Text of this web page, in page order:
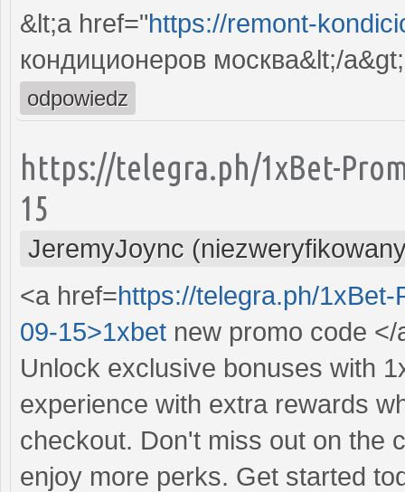
&lt;a href="https://remont-
кондиционеров москва&lt;/a&gt;
odpowiedz
https://telegra.ph/1xBet-
15
JeremyJoync
<a href=https://telegra.ph/
09-15>1xbet new promo code </
Unlock exclusive bonuses with
experience with extra rewards
checkout. Don't miss out on the
enjoy more perks. Get started